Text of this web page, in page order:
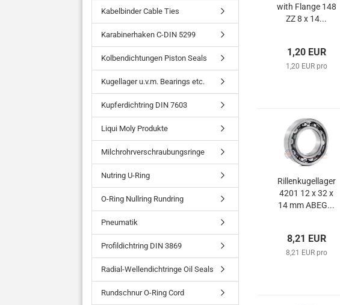
with Flange 148
ZZ 8 x 14...
1,20 EUR
1,20 EUR pro
Rillenkugellager
4201 12 x 32 x
14 mm ABEG...
8,21 EUR
8,21 EUR pro
Kabelbinder Cable Ties
Karabinerhaken C-DIN 5299
Kolbendichtungen Piston Seals
Kugellager u.v.m. Bearings etc.
Kupferdichtring DIN 7603
Liqui Moly Produkte
Milchrohrverschraubungsringe
Nutring U-Ring
O-Ring Nullring Rundring
Pneumatik
Profildichtring DIN 3869
Radial-Wellendichtringe Oil Seals
Rundschnur O-Ring Cord